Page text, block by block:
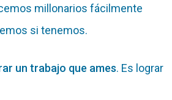
millonarios fácilmente
si tenemos.
un trabajo que ames. Es lograr